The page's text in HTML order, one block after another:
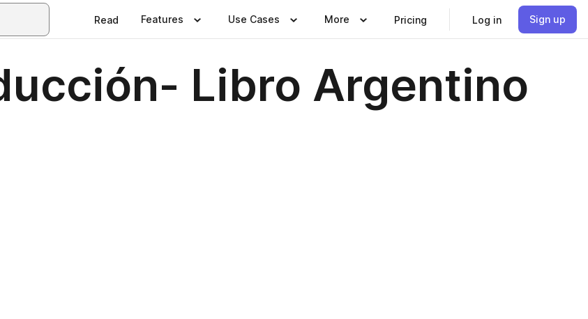
Read Features Use Cases More Pricing Log in Sign up
Libro Argentino